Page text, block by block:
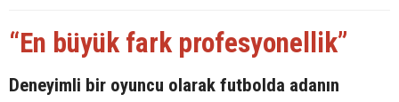
“En büyük fark profesyonellik”
Deneyimli bir oyuncu olarak futbolda adanın